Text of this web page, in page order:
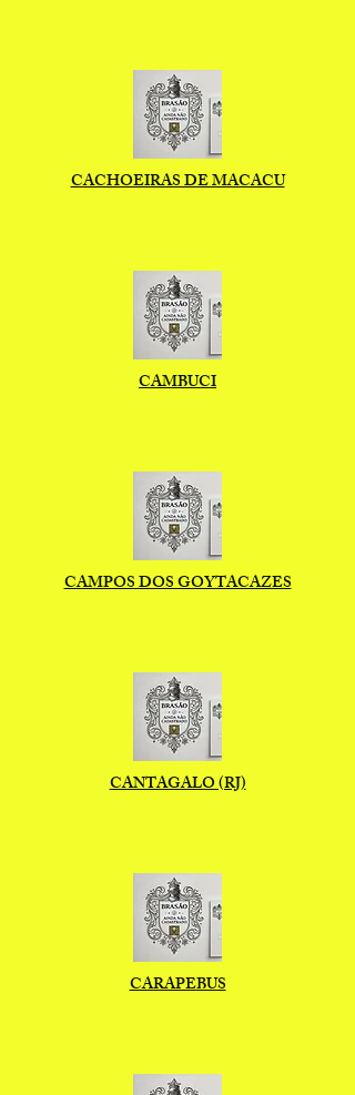
CACHOEIRAS DE MACACU
CAMBUCI
CAMPOS DOS GOYTACAZES
CANTAGALO (RJ)
CARAPEBUS